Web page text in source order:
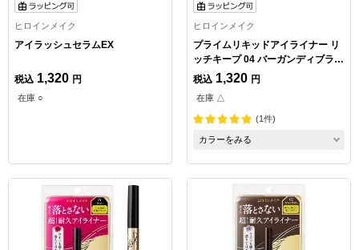
ヒロインメイク
アイラッシュセラムEX
税込 1,320 円
在庫 ○
ヒロインメイク
プライムリキッドアイライナー リ
ッチキープ 04 バーガンディブラウ
ン
税込 1,320 円
在庫 △
(1件)
カラーをみる